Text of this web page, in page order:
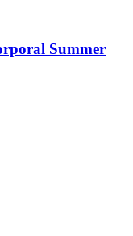
Summer